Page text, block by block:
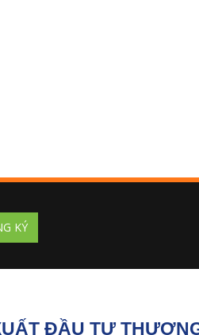
KÝ
ĐẦU TƯ